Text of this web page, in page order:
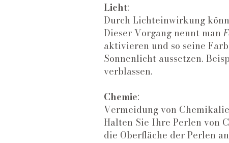
Licht:
Durch Lichteinwirkung
Dieser Vorgang nennt man
aktivieren und so seine
Sonnenlicht aussetzen.
verblassen.
Chemie:
Vermeidung von
Halten Sie Ihre Perlen von
die Oberfläche der Perlen